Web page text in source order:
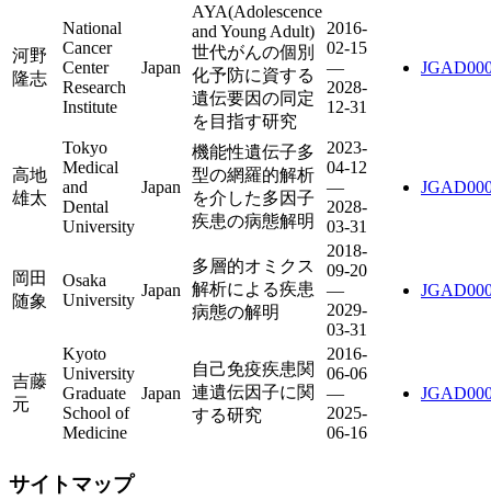
河野
隆志
National
Cancer
Center
Research
Institute
Japan
AYA(Adolescence
and Young Adult)
世代がんの個別
化予防に資する
遺伝要因の同定
を目指す研究
2016-
02-15
—
2028-
12-31
高地
雄太
Tokyo
Medical
and
Dental
University
Japan
機能性遺伝子多
型の網羅的解析
を介した多因子
疾患の病態解明
2023-
04-12
—
2028-
03-31
岡田
随象
Osaka
University
Japan
多層的オミクス
解析による疾患
病態の解明
2018-
09-20
—
2029-
03-31
吉藤
元
Kyoto
University
Graduate
School of
Medicine
Japan
自己免疫疾患関
連遺伝因子に関
する研究
2016-
06-06
—
2025-
06-16
サイトマップ